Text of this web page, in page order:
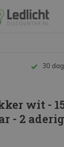
Tot
wit -
- 2